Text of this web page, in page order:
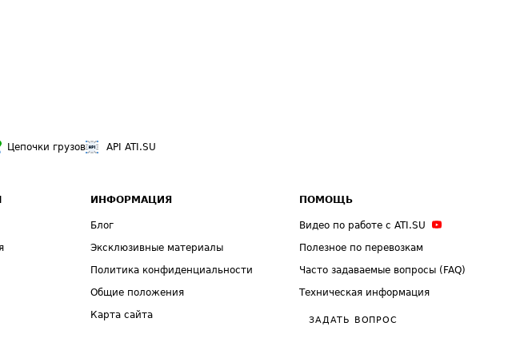
Цепочки грузов API ATI.SU
ИНФОРМАЦИЯ
Блог
Эксклюзивные материалы
Политика конфиденциальности
Общие положения
Карта сайта
ПОМОЩЬ
Видео по работе с ATI.SU
Полезное по перевозкам
Часто задаваемые вопросы (FAQ)
Техническая информация
ЗАДАТЬ ВОПРОС